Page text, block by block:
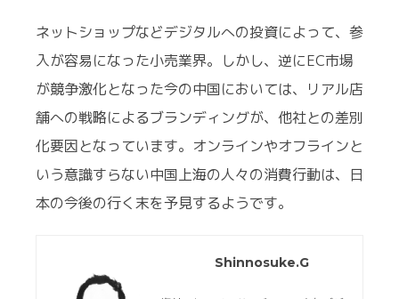
ネットショップなどデジタルへの投資によって、参
入が容易になった小売業界。しかし、逆にEC市場
が競争激化となった今の中国においては、リアル店
舗への戦略によるブランディングが、他社との差別
化要因となっています。オンラインやオフラインと
いう意識すらない中国上海の人々の消費行動は、日
本の今後の行く末を予見するようです。
Shinnosuke.G